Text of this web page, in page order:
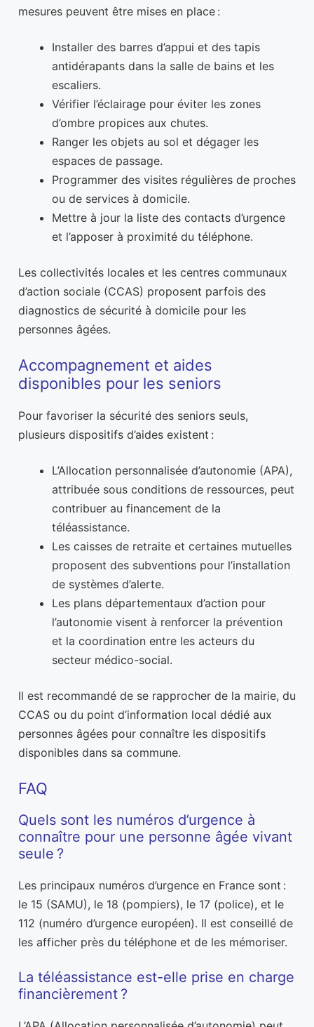
mesures peuvent être mises en place :
Installer des barres d’appui et des tapis
antidérapants dans la salle de bains et les
escaliers.
Vérifier l’éclairage pour éviter les zones
d’ombre propices aux chutes.
Ranger les objets au sol et dégager les
espaces de passage.
Programmer des visites régulières de proches
ou de services à domicile.
Mettre à jour la liste des contacts d’urgence
et l’apposer à proximité du téléphone.
Les collectivités locales et les centres communaux
d’action sociale (CCAS) proposent parfois des
diagnostics de sécurité à domicile pour les
personnes âgées.
Accompagnement et aides
disponibles pour les seniors
Pour favoriser la sécurité des seniors seuls,
plusieurs dispositifs d’aides existent :
L’Allocation personnalisée d’autonomie (APA),
attribuée sous conditions de ressources, peut
contribuer au financement de la
téléassistance.
Les caisses de retraite et certaines mutuelles
proposent des subventions pour l’installation
de systèmes d’alerte.
Les plans départementaux d’action pour
l’autonomie visent à renforcer la prévention
et la coordination entre les acteurs du
secteur médico-social.
Il est recommandé de se rapprocher de la mairie, du
CCAS ou du point d’information local dédié aux
personnes âgées pour connaître les dispositifs
disponibles dans sa commune.
FAQ
Quels sont les numéros d’urgence à
connaître pour une personne âgée vivant
seule ?
Les principaux numéros d’urgence en France sont :
le 15 (SAMU), le 18 (pompiers), le 17 (police), et le
112 (numéro d’urgence européen). Il est conseillé de
les afficher près du téléphone et de les mémoriser.
La téléassistance est-elle prise en charge
financièrement ?